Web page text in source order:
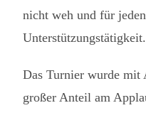
nicht weh und für
Unterstützungstätigkeit.
Das Turnier wurde mit
großer Anteil am